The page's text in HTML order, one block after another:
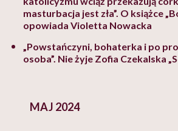
masturbacja jest zła”. O książce
opowiada Violetta Nowacka
„Powstańczyni, bohaterka i po
osoba”. Nie żyje Zofia Czekalska
MAJ 2024